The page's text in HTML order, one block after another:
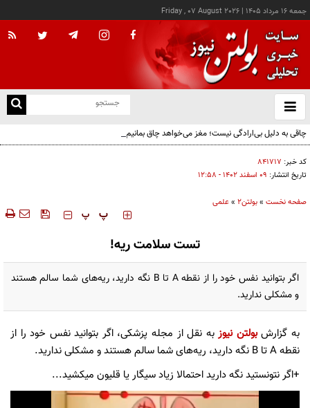
جمعه ۱۶ مرداد ۱۴۰۵ |
Friday , 07 August 2026
باز
و
چاقی به دلیل بی‌ارادگی نیست؛ مغز می‌خواهد چاق بمانیم!
کد خبر: ۸۴۱۷۱۷
تاریخ انتشار: ۰۹ اسفند ۱۴۰۲ - ۱۲:۵۸
صفحه نخست »بولتن2 »علمی
‍‍‍ پ پ
تست سلامت ریه!
اگر بتوانید نفس خود را از نقطه A تا B نگه دارید، ریه‌های شما سالم هستند
و مشکلی ندارید.
به گزارشبولتن نیوزبه نقل از مجله پزشکی، اگر بتوانید نفس خود را از
نقطه A تا B نگه دارید، ریه‌های شما سالم هستند و مشکلی ندارید.
+اگر نتونستید نگه دارید احتمالا زیاد سیگار یا قلیون میکشید...